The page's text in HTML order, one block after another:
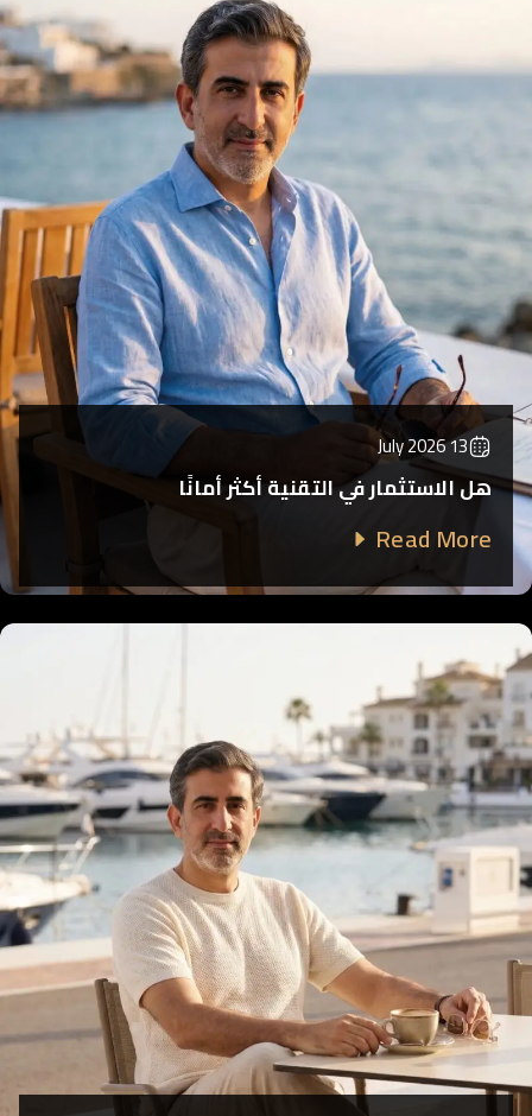
13 July 2026
هل الاستثمار في التقنية أكثر أمانًا
Read More